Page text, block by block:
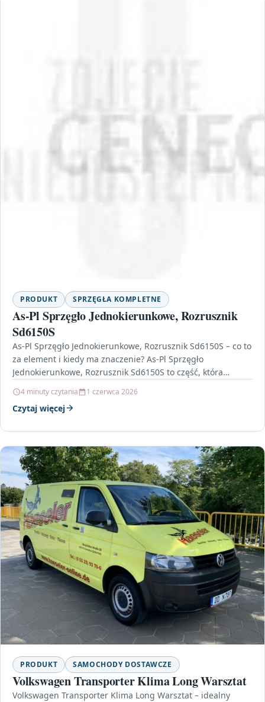
PRODUKT SPRZĘGŁA KOMPLETNE
As-Pl Sprzęgło Jednokierunkowe, Rozrusznik
Sd6150S
As-Pl Sprzęgło Jednokierunkowe, Rozrusznik Sd6150S – co to
za element i kiedy ma znaczenie? As-Pl Sprzęgło
Jednokierunkowe, Rozrusznik Sd6150S to część, która
4 minuty czytania 1 czerwca 2026
Czytaj więcej
PRODUKT SAMOCHODY DOSTAWCZE
Volkswagen Transporter Klima Long Warsztat
Volkswagen Transporter Klima Long Warsztat – idealny